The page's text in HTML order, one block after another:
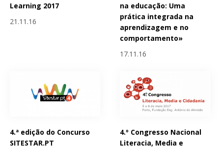
Learning 2017
21.11.16
na educação: Uma
prática integrada na
aprendizagem e no
comportamento»
17.11.16
4.ª edição do Concurso
SITESTAR.PT
4.º Congresso Nacional
Literacia, Media e